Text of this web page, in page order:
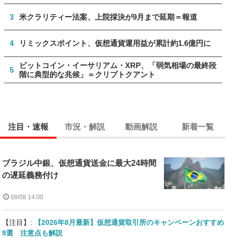
3 米クラリティー法案、上院採決が9月まで延期＝報道
4 リミックスポイント、仮想通貨運用益が累計約1.6億円に
5
ビットコイン・イーサリアム・XRP、「弱気相場の最終段
階に典型的な兆候」＝クリプトクアント
注目・速報 市況・解説 動画解説 新着一覧
ブラジル中銀、仮想通貨送金に最大24時間
の遅延義務付け
08/08 14:00
【注目】:
【2026年8月最新】仮想通貨取引所のキャンペーンおすすめ
9選 注意点も解説